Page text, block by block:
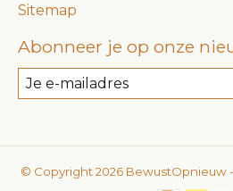
Sitemap
Abonneer je op onze
© Copyright 2026 BewustOpnieuw